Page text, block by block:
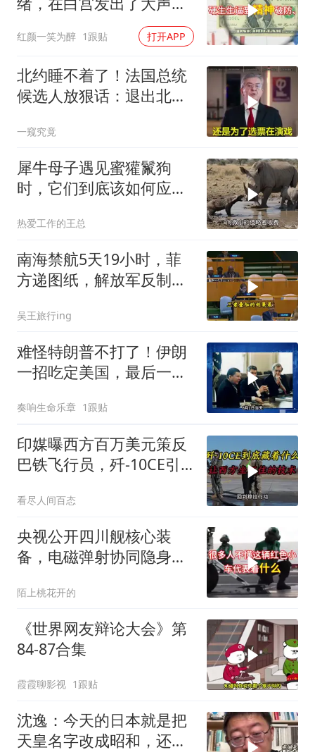
红颜一笑为醉 1跟贴 打开APP
北约睡不着了！法国总统
候选人放狠话：退出北
一窥究竟
犀牛母子遇见蜜獾鬣狗
时，它们到底该如何应
热爱工作的王总
南海禁航5天19小时，菲
方递图纸，解放军反制组
吴王旅行ing
难怪特朗普不打了！伊朗
一招吃定美国，最后一
奏响生命乐章 1跟贴
印媒曝西方百万美元策反
巴铁飞行员，歼-10CE引
看尽人间百态
央视公开四川舰核心装
备，电磁弹射协同隐身无
陌上桃花开的
《世界网友辩论大会》第
84-87合集
霞霞聊影视 1跟贴
沈逸：今天的日本就是把
天皇名字改成昭和，还是